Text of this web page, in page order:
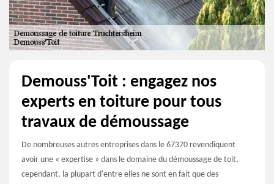
Demouss'Toit : engagez nos
experts en toiture pour tous
travaux de démoussage
De nombreuses autres entreprises dans le 67370 revendiquent
avoir une « expertise » dans le domaine du démoussage de toit,
cependant, la plupart d'entre elles ne sont en fait que des